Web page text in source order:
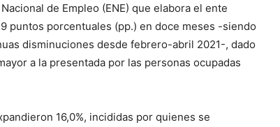
de Empleo (ENE) que elabora el ente
puntos porcentuales (pp.) en doce meses -siendo
disminuciones desde febrero-abril 2021-, dado
a la presentada por las personas ocupadas
16,0%, incididas por quienes se